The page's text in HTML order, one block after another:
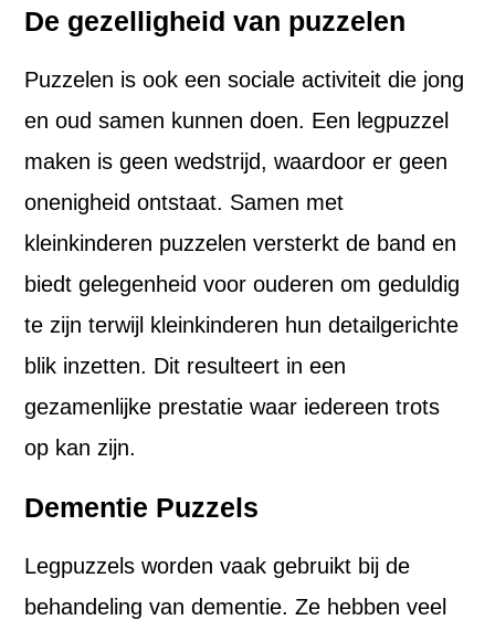
De gezelligheid van puzzelen
Puzzelen is ook een sociale activiteit die jong
en oud samen kunnen doen. Een legpuzzel
maken is geen wedstrijd, waardoor er geen
onenigheid ontstaat. Samen met
kleinkinderen puzzelen versterkt de band en
biedt gelegenheid voor ouderen om geduldig
te zijn terwijl kleinkinderen hun detailgerichte
blik inzetten. Dit resulteert in een
gezamenlijke prestatie waar iedereen trots
op kan zijn.
Dementie Puzzels
Legpuzzels worden vaak gebruikt bij de
behandeling van dementie. Ze hebben veel